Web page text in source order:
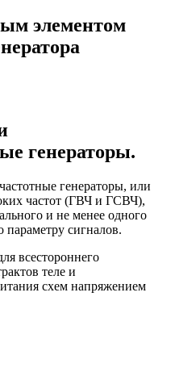
элементом
генераторы.
генераторы, или
частот (ГВЧ и ГСВЧ),
и не менее одного
сигналов.
всестороннего
теле и
схем напряжением